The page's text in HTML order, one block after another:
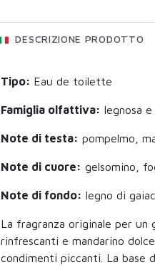
DESCRIZIONE PRODOTTO
Tipo: Eau de toilette
Famiglia olfattiva: legnosa
Note di testa: pompelmo,
Note di cuore: gelsomino,
Note di fondo: legno di
La fragranza originale per un
rinfrescanti e mandarino
condimenti piccanti. La base